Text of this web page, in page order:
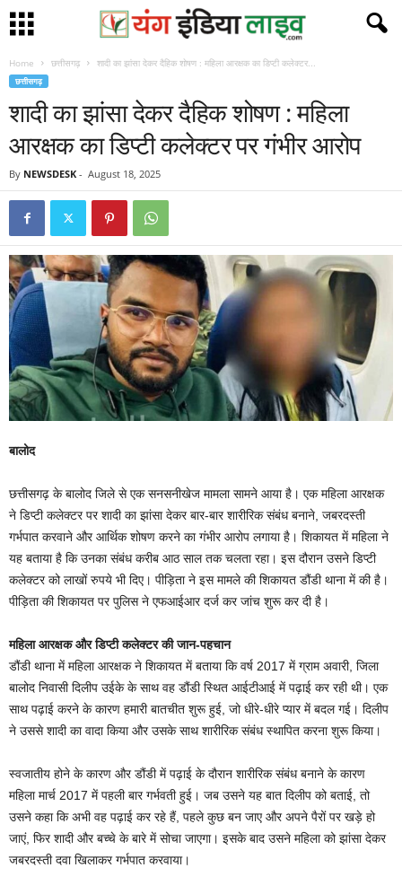
Home छत्तीसगढ़ शादी का झांसा देकर दैहिक शोषण : महिला आरक्षक का डिप्टी कलेक्टर...
छत्तीसगढ़
शादी का झांसा देकर दैहिक शोषण : महिला
आरक्षक का डिप्टी कलेक्टर पर गंभीर आरोप
By NEWSDESK - August 18, 2025
बालोद
छत्तीसगढ़ के बालोद जिले से एक सनसनीखेज मामला सामने आया है। एक महिला आरक्षक
ने डिप्टी कलेक्टर पर शादी का झांसा देकर बार-बार शारीरिक संबंध बनाने, जबरदस्ती
गर्भपात करवाने और आर्थिक शोषण करने का गंभीर आरोप लगाया है। शिकायत में महिला ने
यह बताया है कि उनका संबंध करीब आठ साल तक चलता रहा। इस दौरान उसने डिप्टी
कलेक्टर को लाखों रुपये भी दिए। पीड़िता ने इस मामले की शिकायत डौंडी थाना में की है।
पीड़िता की शिकायत पर पुलिस ने एफआईआर दर्ज कर जांच शुरू कर दी है।
महिला आरक्षक और डिप्टी कलेक्टर की जान-पहचान
डौंडी थाना में महिला आरक्षक ने शिकायत में बताया कि वर्ष 2017 में ग्राम अवारी, जिला
बालोद निवासी दिलीप उईके के साथ वह डौंडी स्थित आईटीआई में पढ़ाई कर रही थी। एक
साथ पढ़ाई करने के कारण हमारी बातचीत शुरू हुई, जो धीरे-धीरे प्यार में बदल गई। दिलीप
ने उससे शादी का वादा किया और उसके साथ शारीरिक संबंध स्थापित करना शुरू किया।
स्वजातीय होने के कारण और डौंडी में पढ़ाई के दौरान शारीरिक संबंध बनाने के कारण
महिला मार्च 2017 में पहली बार गर्भवती हुई। जब उसने यह बात दिलीप को बताई, तो
उसने कहा कि अभी वह पढ़ाई कर रहे हैं, पहले कुछ बन जाए और अपने पैरों पर खड़े हो
जाएं, फिर शादी और बच्चे के बारे में सोचा जाएगा। इसके बाद उसने महिला को झांसा देकर
जबरदस्ती दवा खिलाकर गर्भपात करवाया।